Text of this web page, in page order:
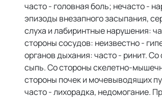
часто - головная боль; нечасто -
эпизоды внезапного засыпания,
слуха и лабиринтные нарушения:
стороны сосудов: неизвестно -
органов дыхания: часто - ринит.
сыпь. Со стороны скелетно-
стороны почек и мочевыводящих
часто - лихорадка, недомогание.